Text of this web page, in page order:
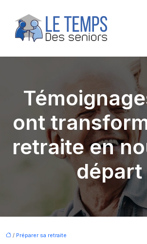
ont
retraite en
départ
/ Préparer sa retraite